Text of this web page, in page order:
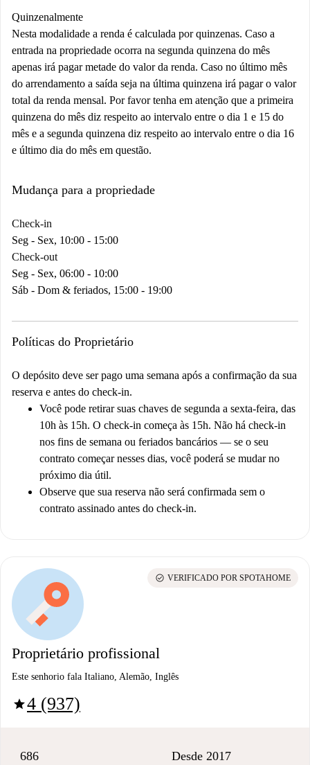
Quinzenalmente
Nesta modalidade a renda é calculada por quinzenas. Caso a
entrada na propriedade ocorra na segunda quinzena do mês
apenas irá pagar metade do valor da renda. Caso no último mês
do arrendamento a saída seja na última quinzena irá pagar o valor
total da renda mensal. Por favor tenha em atenção que a primeira
quinzena do mês diz respeito ao intervalo entre o dia 1 e 15 do
mês e a segunda quinzena diz respeito ao intervalo entre o dia 16
e último dia do mês em questão.
Mudança para a propriedade
Check-in
Seg - Sex, 10:00 - 15:00
Check-out
Seg - Sex, 06:00 - 10:00
Sáb - Dom & feriados, 15:00 - 19:00
Políticas do Proprietário
O depósito deve ser pago uma semana após a confirmação da sua
reserva e antes do check-in.
Você pode retirar suas chaves de segunda a sexta-feira, das
10h às 15h. O check-in começa às 15h. Não há check-in
nos fins de semana ou feriados bancários — se o seu
contrato começar nesses dias, você poderá se mudar no
próximo dia útil.
Observe que sua reserva não será confirmada sem o
contrato assinado antes do check-in.
Proprietário profissional
Este senhorio fala Italiano, Alemão, Inglês
star4 (937)
check_circle VERIFICADO POR SPOTAHOME
686 Desde 2017